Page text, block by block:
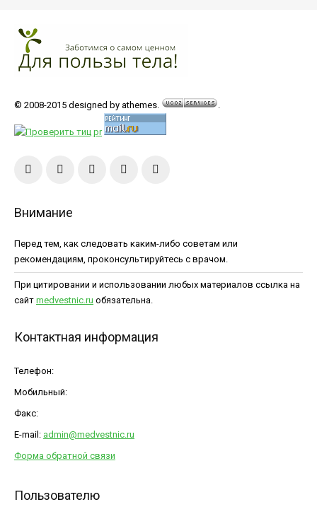
© 2008-2015 designed by athemes. .
Внимание
Перед тем, как следовать каким-либо советам или
рекомендациям, проконсультируйтесь с врачом.
При цитировании и использовании любых материалов ссылка на
сайт medvestnic.ru обязательна.
Контактная информация
Телефон:
Мобильный:
Факс:
E-mail: admin@medvestnic.ru
Форма обратной связи
Пользователю